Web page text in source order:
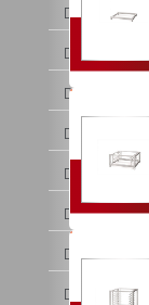
DANLER
DANUBE
DE VECCHI
DEBAG
DELL ORO
DERBY
DIHR
DIRMAK